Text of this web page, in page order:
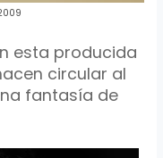
esta producida
circular al
fantasía de